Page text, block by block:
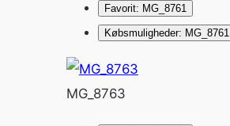
Favorit: MG_8761
Købsmuligheder: MG_8761
MG_8763